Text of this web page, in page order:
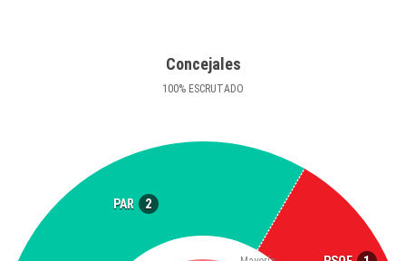
Concejales
100% ESCRUTADO
PAR 2